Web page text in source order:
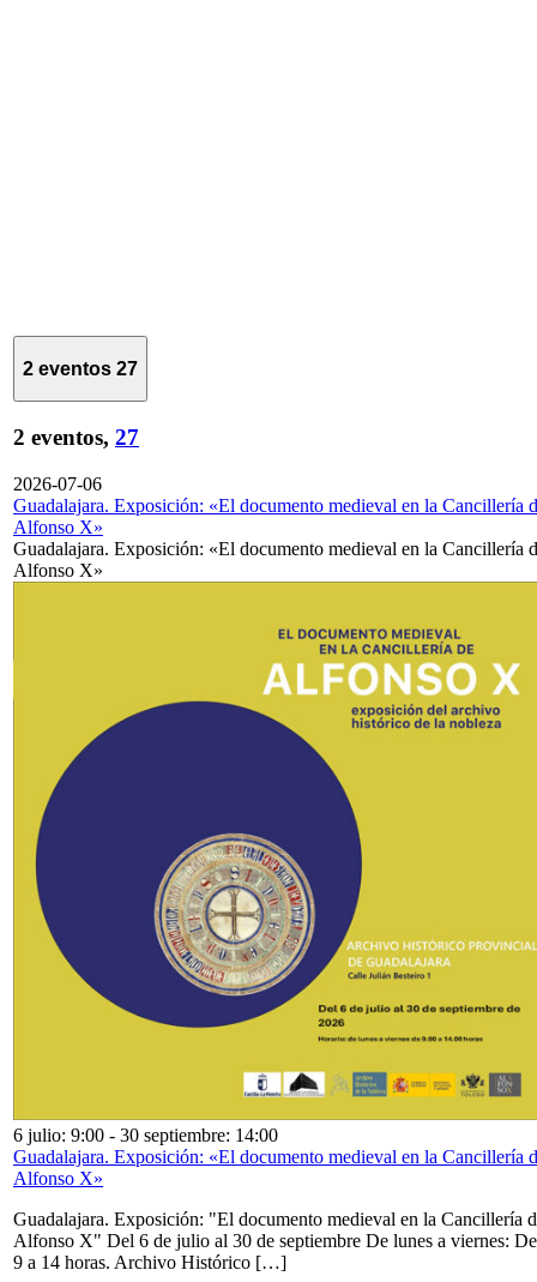
2 eventos 27
2 eventos, 27
2026-07-06
Guadalajara. Exposición: «El documento medieval en la Cancillería
Alfonso X»
Guadalajara. Exposición: «El documento medieval en la Cancillería
Alfonso X»
6 julio: 9:00 - 30 septiembre: 14:00
Guadalajara. Exposición: «El documento medieval en la Cancillería
Alfonso X»
Guadalajara. Exposición: "El documento medieval en la Cancillería
Alfonso X" Del 6 de julio al 30 de septiembre De lunes a viernes: De
9 a 14 horas. Archivo Histórico […]